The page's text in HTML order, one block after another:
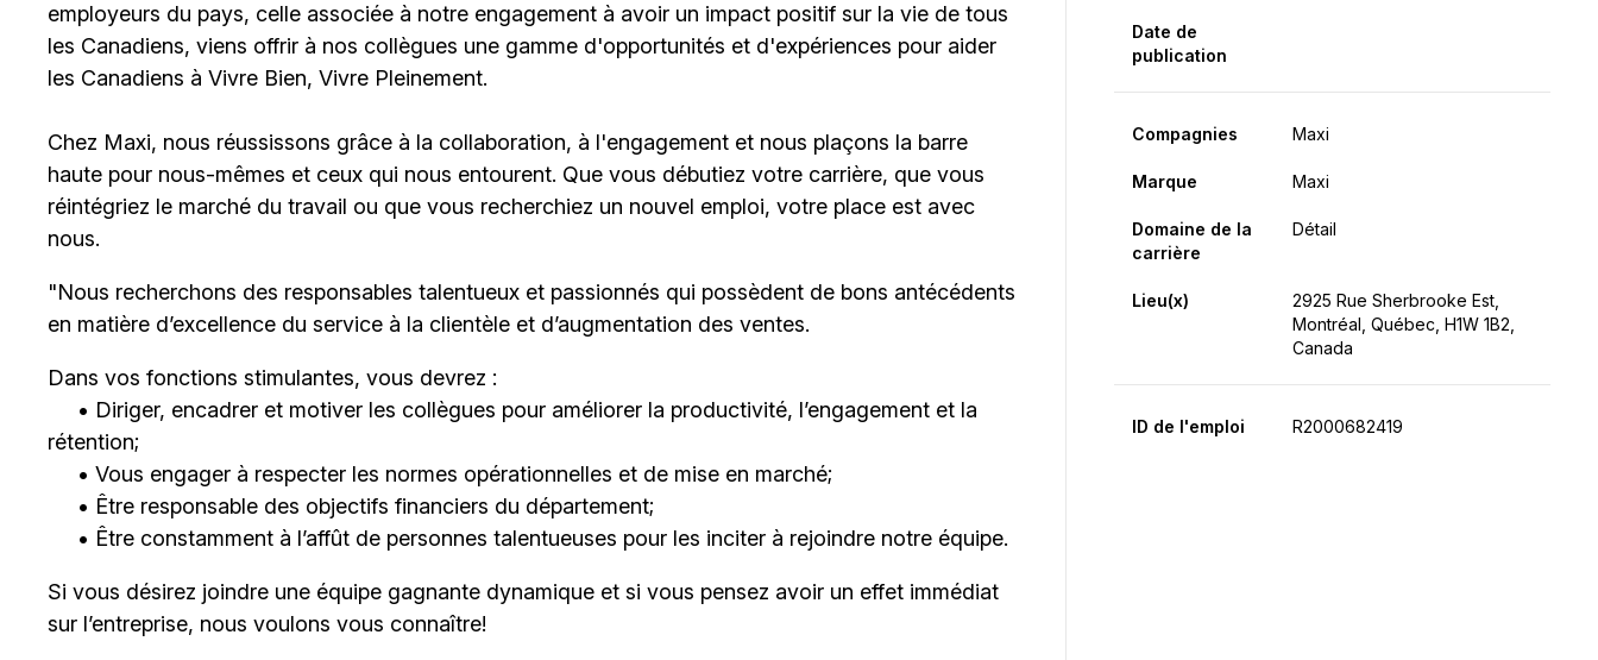
employeurs du pays, celle associée à notre engagement à avoir un impact positif sur la vie de tous
les Canadiens, viens offrir à nos collègues une gamme d'opportunités et d'expériences pour aider
les Canadiens à Vivre Bien, Vivre Pleinement.
Chez Maxi, nous réussissons grâce à la collaboration, à l'engagement et nous plaçons la barre
haute pour nous-mêmes et ceux qui nous entourent. Que vous débutiez votre carrière, que vous
réintégriez le marché du travail ou que vous recherchiez un nouvel emploi, votre place est avec
nous.
"Nous recherchons des responsables talentueux et passionnés qui possèdent de bons antécédents
en matière d’excellence du service à la clientèle et d’augmentation des ventes.
Dans vos fonctions stimulantes, vous devrez :
• Diriger, encadrer et motiver les collègues pour améliorer la productivité, l’engagement et la
rétention;
• Vous engager à respecter les normes opérationnelles et de mise en marché;
• Être responsable des objectifs financiers du département;
• Être constamment à l’affût de personnes talentueuses pour les inciter à rejoindre notre équipe.
Si vous désirez joindre une équipe gagnante dynamique et si vous pensez avoir un effet immédiat
sur l’entreprise, nous voulons vous connaître!
Date de
publication
Compagnies Maxi
Marque Maxi
Domaine de la
carrière
Détail
Lieu(x)
2925 Rue Sherbrooke Est,
Montréal, Québec, H1W 1B2,
Canada
ID de l'emploi R2000682419